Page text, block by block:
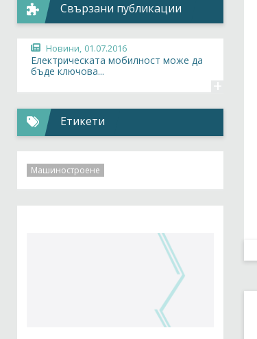
Свързани публикации
Новини, 01.07.2016
Електрическата мобилност може да
бъде ключова...
+
Етикети
Машиностроене